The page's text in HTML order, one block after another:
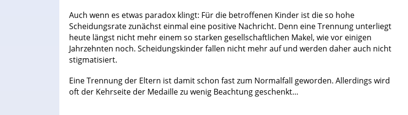
Auch wenn es etwas paradox klingt: Für die betroffenen Kinder ist die so hohe
Scheidungsrate zunächst einmal eine positive Nachricht. Denn eine Trennung unterliegt
heute längst nicht mehr einem so starken gesellschaftlichen Makel, wie vor einigen
Jahrzehnten noch. Scheidungskinder fallen nicht mehr auf und werden daher auch nicht
stigmatisiert.
Eine Trennung der Eltern ist damit schon fast zum Normalfall geworden. Allerdings wird
oft der Kehrseite der Medaille zu wenig Beachtung geschenkt…